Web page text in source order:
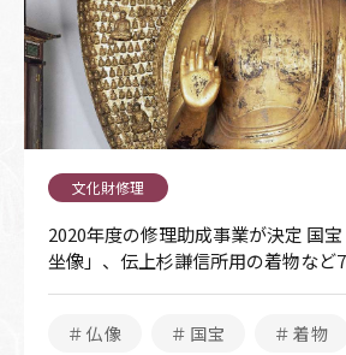
2020年度の修理助成事業が決定 国
坐像」、伝上杉謙信所用の着物など
＃仏像 ＃国宝 ＃着物